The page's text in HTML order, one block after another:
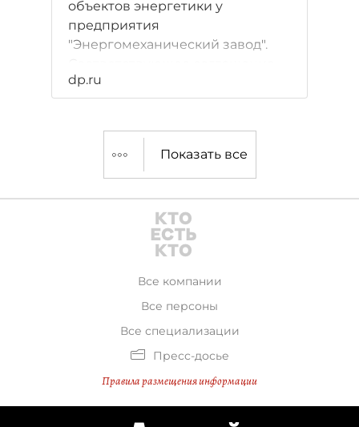
объектов энергетики у
предприятия
"Энергомеханический завод".
было подписано в рамках
Петербургского
экономического форума.
dp.ru
Показать все
Все компании
Все персоны
Все специализации
Пресс-досье
Правила размещения информации